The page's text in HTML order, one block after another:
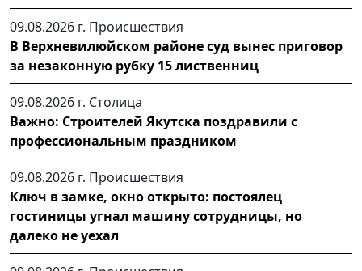
09.08.2026 г. Происшествия
В Верхневилюйском районе суд вынес приговор
за незаконную рубку 15 лиственниц
09.08.2026 г. Столица
Важно: Строителей Якутска поздравили с
профессиональным праздником
09.08.2026 г. Происшествия
Ключ в замке, окно открыто: постоялец
гостиницы угнал машину сотрудницы, но
далеко не уехал